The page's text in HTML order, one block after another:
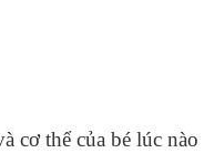
cơ thể của bé lúc nào